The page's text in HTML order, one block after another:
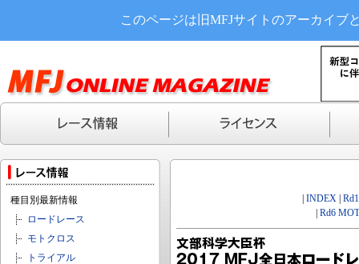
このページは旧MFJサイトのアーカイブ
種目別最新情報
ロードレース
モトクロス
トライアル
INDEX
Rd6